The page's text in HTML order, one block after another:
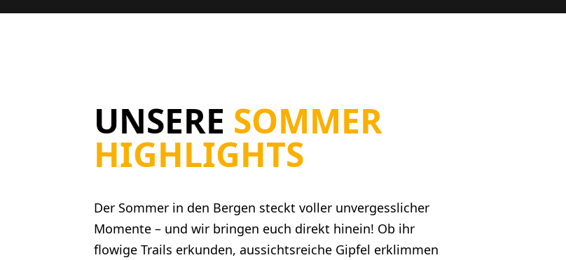
UNSERE SOMMER
HIGHLIGHTS
Der Sommer in den Bergen steckt voller unvergesslicher
Momente – und wir bringen euch direkt hinein! Ob ihr
flowige Trails erkunden, aussichtsreiche Gipfel erklimmen